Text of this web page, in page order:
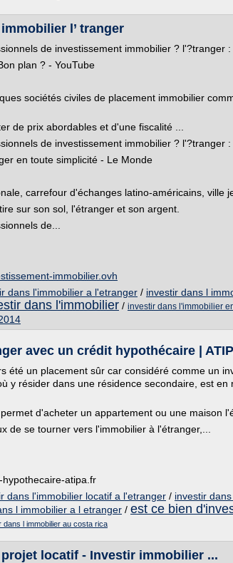
l’ tranger
de investissement immobilier ? l'?tranger :
plan ? - YouTube
sociétés civiles de placement immobilier
de prix abordables et d'une fiscalité ...
de investissement immobilier ? l'?tranger :
en toute simplicité - Le Monde
carrefour d'échanges latino-américains, ville
sur son sol, l'étranger et son argent.
de...
immobilier.ovh
dans l'immobilier a l'etranger / investir dans l
dans l'immobilier / investir dans l'immobilier
avec un crédit hypothécaire |
été un placement sûr car considéré comme un
y résider dans une résidence secondaire, est en
d'acheter un appartement ou une maison
de se tourner vers l'immobilier à l'étranger,...
hypothecaire-atipa.fr
dans l'immobilier locatif a l'etranger / investir
l immobilier a l etranger / est ce bien
dans l immobilier au costa rica
locatif - Investir immobilier ...